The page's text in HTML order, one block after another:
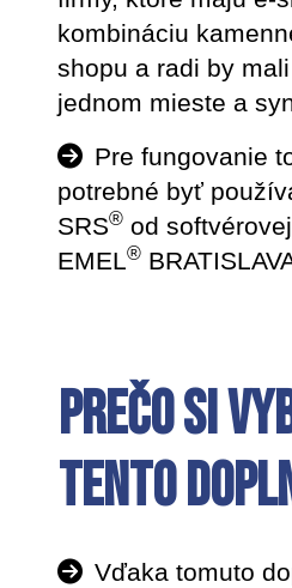
kombináciu
shopu a radi by
jednom mieste a
Pre fungovanie
potrebné byť
SRS® od
EMEL®
Prečo si
tento
Vďaka tomuto